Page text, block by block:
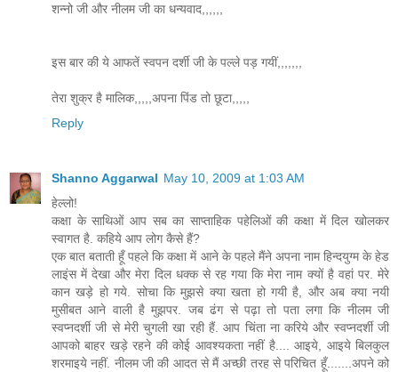
शन्नो जी और नीलम जी का धन्यवाद,,,,,,
इस बार की ये आफतें स्वपन दर्शी जी के पल्ले पड़ गयीं,,,,,,,
तेरा शुक्र है मालिक,,,,,अपना पिंड तो छूटा,,,,,
Reply
Shanno Aggarwal May 10, 2009 at 1:03 AM
हेल्लो!
कक्षा के साथिओं आप सब का साप्ताहिक पहेलिओं की कक्षा में दिल खोलकर
स्वागत है. कहिये आप लोग कैसे हैं?
एक बात बताती हूँ पहले कि कक्षा में आने के पहले मैंने अपना नाम हिन्दयुग्म के हेड
लाइंस में देखा और मेरा दिल धक्क से रह गया कि मेरा नाम क्यों है वहां पर. मेरे
कान खड़े हो गये. सोचा कि मुझसे क्या खता हो गयी है, और अब क्या नयी
मुसीबत आने वाली है मुझपर. जब ढंग से पढ़ा तो पता लगा कि नीलम जी
स्वप्नदर्शी जी से मेरी चुगली खा रही हैं. आप चिंता ना करिये और स्वप्नदर्शी जी
आपको बाहर खड़े रहने की कोई आवश्यकता नहीं है.... आइये, आइये बिलकुल
शरमाइये नहीं. नीलम जी की आदत से मैं अच्छी तरह से परिचित हूँ.......अपने को